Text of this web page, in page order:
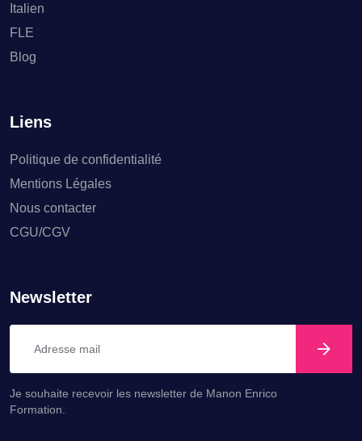
Italien
FLE
Blog
Liens
Politique de confidentialité
Mentions Légales
Nous contacter
CGU/CGV
Newsletter
Je souhaite recevoir les newsletter de Manon Enrico
Formation.